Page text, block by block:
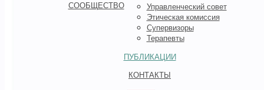
СООБЩЕСТВО
Управленческий совет
Этическая комиссия
Супервизоры
Терапевты
ПУБЛИКАЦИИ
КОНТАКТЫ